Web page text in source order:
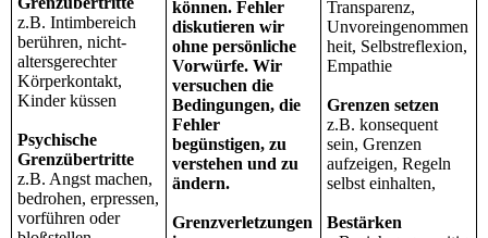
z.B. Intimbereich
berühren, nicht-
altersgerechter
Körperkontakt,
Kinder küssen
Psychische
Grenzübertritte
z.B. Angst machen,
bedrohen, erpressen,
vorführen oder
können. Fehler
diskutieren wir
ohne persönliche
Vorwürfe. Wir
versuchen die
Bedingungen, die
Fehler
begünstigen, zu
verstehen und zu
ändern.
Grenzverletzungen
Transparenz,
Unvoreingenommen
heit, Selbstreflexion,
Empathie
Grenzen setzen
z.B. konsequent
sein, Grenzen
aufzeigen, Regeln
selbst einhalten,
Bestärken